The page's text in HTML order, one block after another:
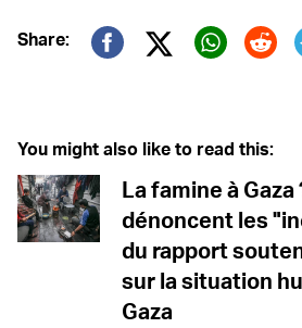
Share:
Twitter (X)
You might also like to read this:
La famine à Gaza
dénoncent les
du rapport
sur la situation
Gaza